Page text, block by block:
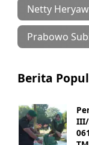
Netty
Prabowo
Berita
III/